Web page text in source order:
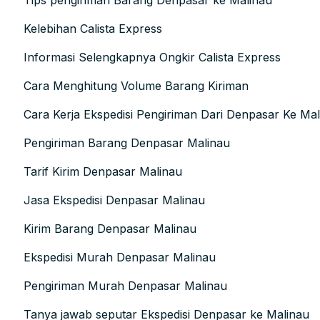
Kelebihan Calista Express
Informasi Selengkapnya Ongkir Calista Express
Cara Menghitung Volume Barang Kiriman
Cara Kerja Ekspedisi Pengiriman Dari Denpasar Ke
Pengiriman Barang Denpasar Malinau
Tarif Kirim Denpasar Malinau
Jasa Ekspedisi Denpasar Malinau
Kirim Barang Denpasar Malinau
Ekspedisi Murah Denpasar Malinau
Pengiriman Murah Denpasar Malinau
Tanya jawab seputar Ekspedisi Denpasar ke Malinau